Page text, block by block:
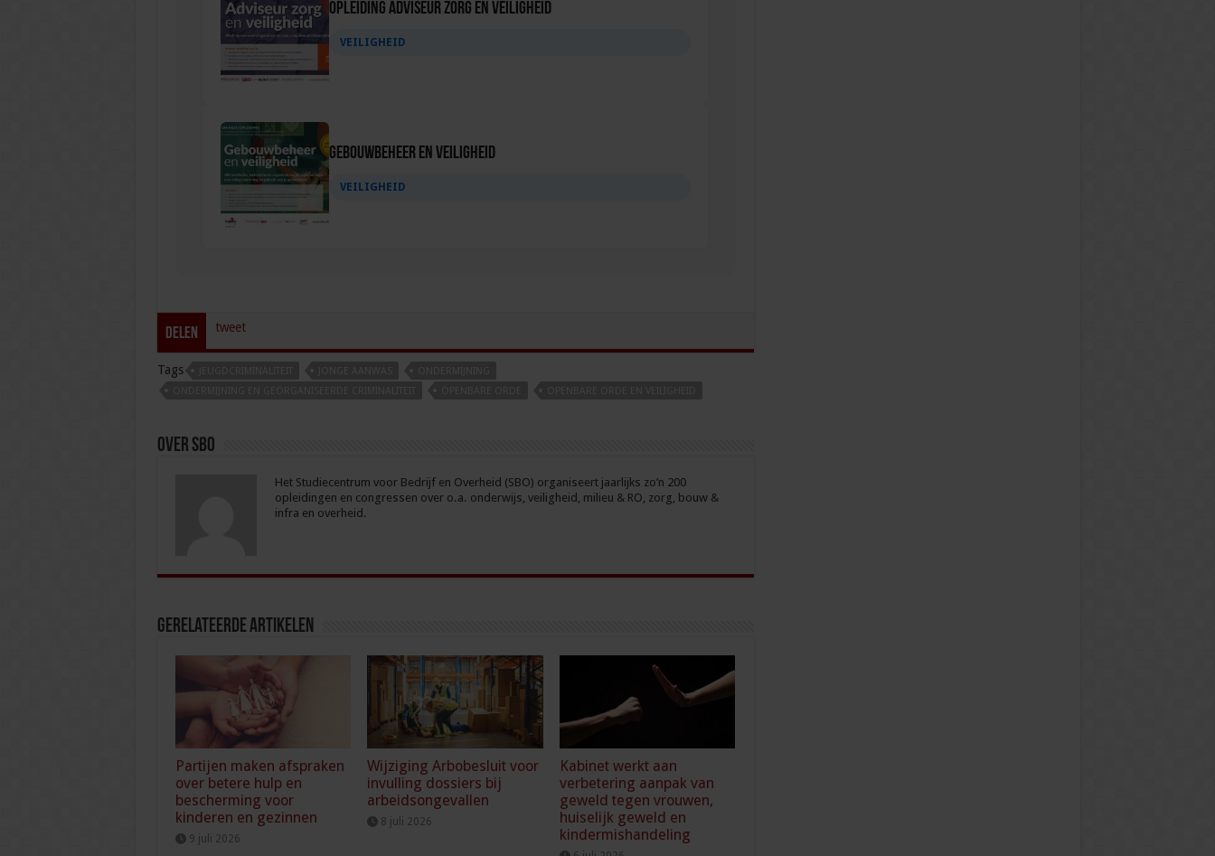
Opleiding Adviseur zorg en veiligheid
VEILIGHEID
Gebouwbeheer en veiligheid
VEILIGHEID
Delen tweet
Tags
Over sbo
Het Studiecentrum voor Bedrijf en Overheid (SBO) organiseert jaarlijks zo’n 200
opleidingen en congressen over o.a. onderwijs, veiligheid, milieu & RO, zorg, bouw &
infra en overheid.
Gerelateerde Artikelen
Partijen maken afspraken
over betere hulp en
bescherming voor
kinderen en gezinnen
9 juli 2026
Wijziging Arbobesluit voor
invulling dossiers bij
arbeidsongevallen
8 juli 2026
Kabinet werkt aan
verbetering aanpak van
geweld tegen vrouwen,
huiselijk geweld en
kindermishandeling